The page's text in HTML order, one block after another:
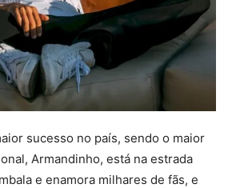
sucesso no país, sendo o maior
Armandinho, está na estrada
e enamora milhares de fãs, e